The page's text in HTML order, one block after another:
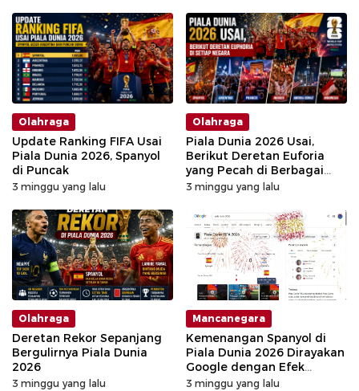
Olahraga
Update Ranking FIFA Usai
Piala Dunia 2026, Spanyol
di Puncak
3 minggu yang lalu
Olahraga
Piala Dunia 2026 Usai,
Berikut Deretan Euforia
yang Pecah di Berbagai
Negara
3 minggu yang lalu
Olahraga
Deretan Rekor Sepanjang
Bergulirnya Piala Dunia
2026
3 minggu yang lalu
Mancanegara
Kemenangan Spanyol di
Piala Dunia 2026 Dirayakan
Google dengan Efek
Khusus
3 minggu yang lalu